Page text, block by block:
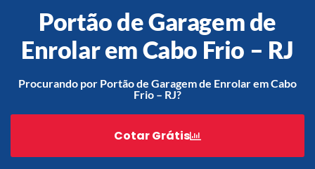
Acessórios
Automatização
Portão de Garagem de
Enrolar em Teresópolis – RJ
Portão de Garagem de
Enrolar em Cabo Frio – RJ
Procurando por Portão de Garagem de Enrolar em Cabo
Frio – RJ?
Cotar Grátis